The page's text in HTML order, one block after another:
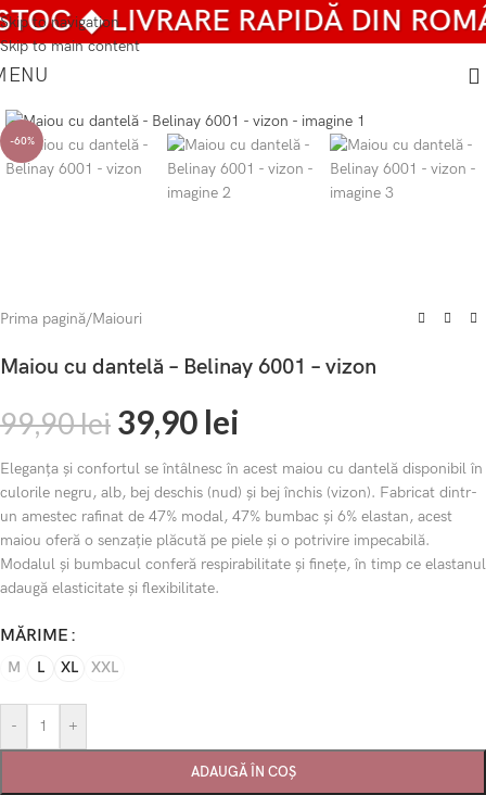
Skip to navigation
Skip to main content
◆ LIVRARE RAPIDĂ DIN
-60%
Prima pagină/Maiouri
Maiou cu dantelă – Belinay 6001 – vizon
99,90lei 39,90 lei
Eleganța și confortul se întâlnesc în acest maiou cu dantelă disponibil în
culorile negru, alb, bej deschis (nud) și bej închis (vizon). Fabricat dintr-
un amestec rafinat de 47% modal, 47% bumbac și 6% elastan, acest
maiou oferă o senzație plăcută pe piele și o potrivire impecabilă.
Modalul și bumbacul conferă respirabilitate și finețe, în timp ce elastanul
adaugă elasticitate și flexibilitate.
MĂRIME
M L XL XXL
- +
ADAUGĂ ÎN COȘ